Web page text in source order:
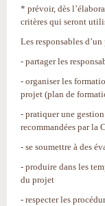
* prévoir, dès
critères qui seront
Les responsables
- partager les
- organiser les
projet (plan de
- pratiquer une
recommandées par la
- se soumettre à des
- produire dans les
du projet
- respecter les